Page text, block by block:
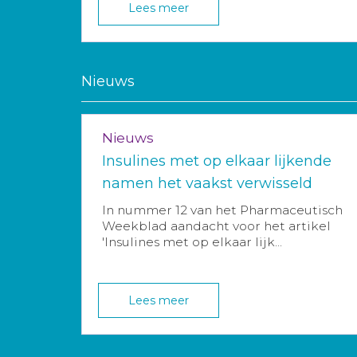
Lees meer
Nieuws
Nieuws
Insulines met op elkaar lijkende
namen het vaakst verwisseld
In nummer 12 van het Pharmaceutisch
Weekblad aandacht voor het artikel
'Insulines met op elkaar lijk...
Lees meer